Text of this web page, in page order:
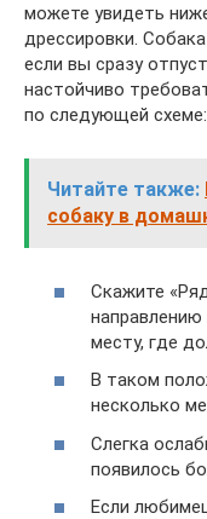
можете увидеть
дрессировки.
если вы сразу
настойчиво
по следующей схеме:
Читайте также:
собаку в
Скажите
месту, где
В таком
несколько
Слегка
появилось
Если